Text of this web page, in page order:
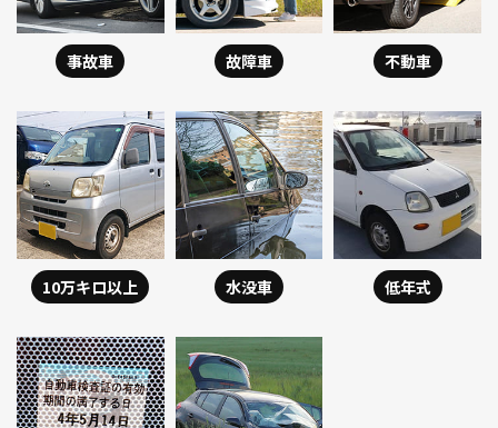
事故車 故障車 不動車
10万キロ以上 水没車 低年式